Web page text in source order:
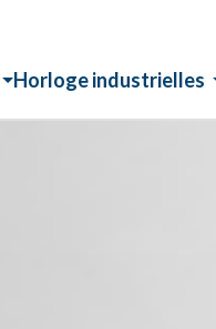
Horloge industrielles